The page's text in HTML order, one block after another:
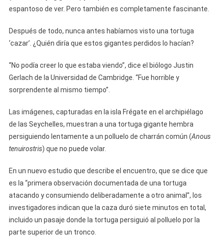
espantoso de ver. Pero también es completamente fascinante.
Después de todo, nunca antes habíamos visto una tortuga
‘cazar’. ¿Quién diría que estos gigantes perdidos lo hacían?
“No podía creer lo que estaba viendo”, dice el biólogo Justin
Gerlach de la Universidad de Cambridge. “Fue horrible y
sorprendente al mismo tiempo”.
Las imágenes, capturadas en la isla Frégate en el archipiélago
de las Seychelles, muestran a una tortuga gigante hembra
persiguiendo lentamente a un polluelo de charrán común (Anous
tenuirostris) que no puede volar.
En un nuevo estudio que describe el encuentro, que se dice que
es la “primera observación documentada de una tortuga
atacando y consumiendo deliberadamente a otro animal”, los
investigadores indican que la caza duró siete minutos en total,
incluido un pasaje donde la tortuga persiguió al polluelo por la
parte superior de un tronco.